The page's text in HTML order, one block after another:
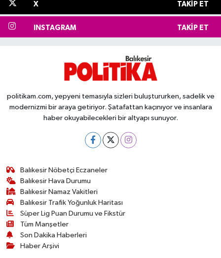
X TAKIP ET
INSTAGRAM TAKIP ET
politikam.com, yepyeni temasıyla sizleri buluştururken, sadelik ve
modernizmi bir araya getiriyor. Şatafattan kaçınıyor ve insanlara
haber okuyabilecekleri bir altyapı sunuyor.
Balıkesir Nöbetçi Eczaneler
Balıkesir Hava Durumu
Balıkesir Namaz Vakitleri
Balıkesir Trafik Yoğunluk Haritası
Süper Lig Puan Durumu ve Fikstür
Tüm Manşetler
Son Dakika Haberleri
Haber Arşivi